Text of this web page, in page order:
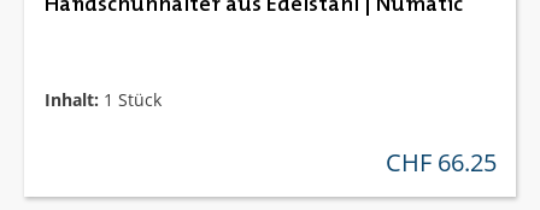
Inhalt: 1 Stück
regulärer preis:
CHF 66.25